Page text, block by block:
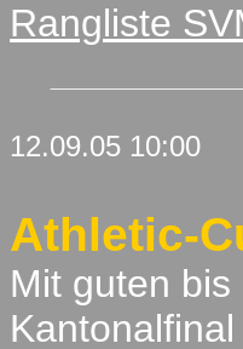
Rangliste
12.09.05 10:00
Athletic-
Mit guten